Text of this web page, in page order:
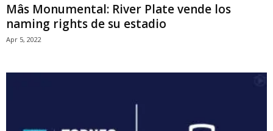
Mâs Monumental: River Plate vende los
naming rights de su estadio
Apr 5, 2022